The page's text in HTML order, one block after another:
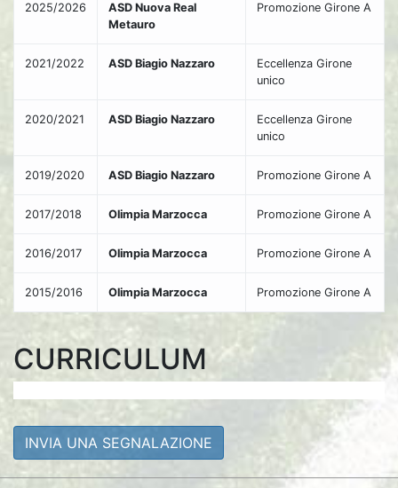
2025/2026
ASD Nuova Real
Metauro
Promozione Girone A
2021/2022 ASD Biagio Nazzaro
Eccellenza Girone
unico
2020/2021 ASD Biagio Nazzaro
Eccellenza Girone
unico
2019/2020 ASD Biagio Nazzaro Promozione Girone A
2017/2018 Olimpia Marzocca Promozione Girone A
2016/2017 Olimpia Marzocca Promozione Girone A
2015/2016 Olimpia Marzocca Promozione Girone A
CURRICULUM
INVIA UNA SEGNALAZIONE